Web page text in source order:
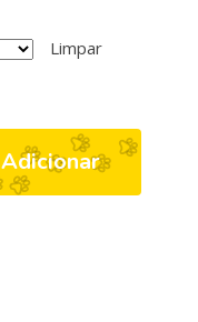
Limpar
Adicionar